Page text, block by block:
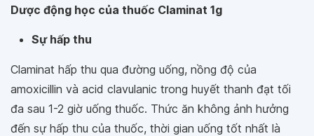
Dược động học của thuốc Claminat 1g
Sự hấp thu
Claminat hấp thu qua đường uống, nồng độ của
amoxicillin và acid clavulanic trong huyết thanh đạt tối
đa sau 1-2 giờ uống thuốc. Thức ăn không ảnh hưởng
đến sự hấp thu của thuốc, thời gian uống tốt nhất là